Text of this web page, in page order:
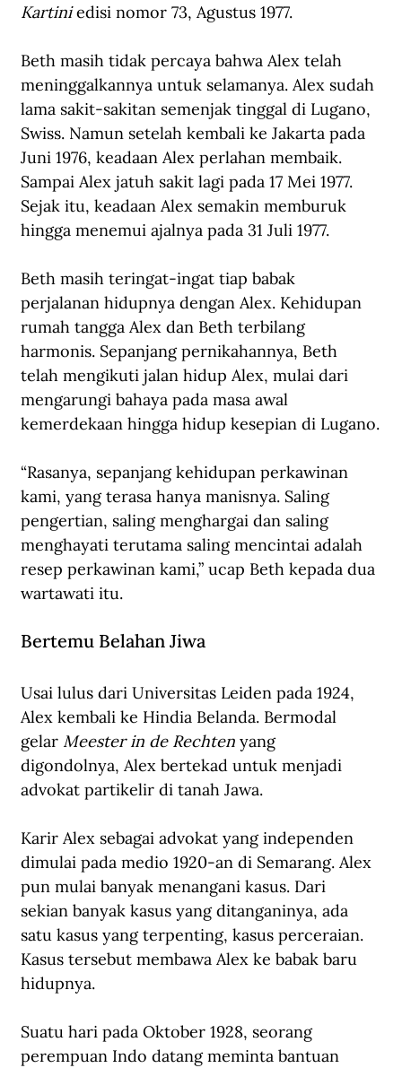
Kartini edisi nomor 73, Agustus 1977.
Beth masih tidak percaya bahwa Alex telah
meninggalkannya untuk selamanya. Alex sudah
lama sakit-sakitan semenjak tinggal di Lugano,
Swiss. Namun setelah kembali ke Jakarta pada
Juni 1976, keadaan Alex perlahan membaik.
Sampai Alex jatuh sakit lagi pada 17 Mei 1977.
Sejak itu, keadaan Alex semakin memburuk
hingga menemui ajalnya pada 31 Juli 1977.
Beth masih teringat-ingat tiap babak
perjalanan hidupnya dengan Alex. Kehidupan
rumah tangga Alex dan Beth terbilang
harmonis. Sepanjang pernikahannya, Beth
telah mengikuti jalan hidup Alex, mulai dari
mengarungi bahaya pada masa awal
kemerdekaan hingga hidup kesepian di Lugano.
“Rasanya, sepanjang kehidupan perkawinan
kami, yang terasa hanya manisnya. Saling
pengertian, saling menghargai dan saling
menghayati terutama saling mencintai adalah
resep perkawinan kami,” ucap Beth kepada dua
wartawati itu.
Bertemu Belahan Jiwa
Usai lulus dari Universitas Leiden pada 1924,
Alex kembali ke Hindia Belanda. Bermodal
gelar Meester in de Rechten yang
digondolnya, Alex bertekad untuk menjadi
advokat partikelir di tanah Jawa.
Karir Alex sebagai advokat yang independen
dimulai pada medio 1920-an di Semarang. Alex
pun mulai banyak menangani kasus. Dari
sekian banyak kasus yang ditanganinya, ada
satu kasus yang terpenting, kasus perceraian.
Kasus tersebut membawa Alex ke babak baru
hidupnya.
Suatu hari pada Oktober 1928, seorang
perempuan Indo datang meminta bantuan